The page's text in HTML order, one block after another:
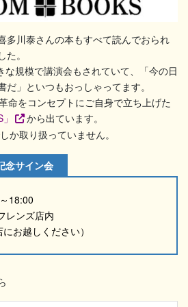
多川泰さんの本もすべて読んでおられ
。
規模で講演会もされていて、「今の日
」といつもおっしゃってます。
命をコンセプトにご自身で立ち上げた
から出ています。
か取り扱っていません。
念サイン会
18:00
レンズ店内
お越しください）